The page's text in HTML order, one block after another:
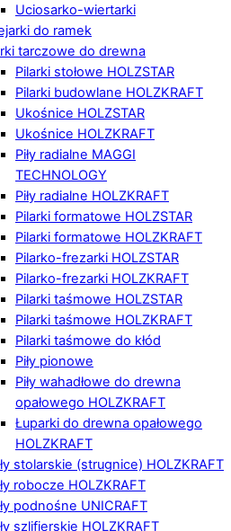
Uciosarko-wiertarki
do ramek
tarczowe do drewna
Pilarki stołowe HOLZSTAR
Pilarki budowlane HOLZKRAFT
Ukośnice HOLZSTAR
Ukośnice HOLZKRAFT
Piły radialne MAGGI
TECHNOLOGY
Piły radialne HOLZKRAFT
Pilarki formatowe HOLZSTAR
Pilarki formatowe HOLZKRAFT
Pilarko-frezarki HOLZSTAR
Pilarko-frezarki HOLZKRAFT
Pilarki taśmowe HOLZSTAR
Pilarki taśmowe HOLZKRAFT
Pilarki taśmowe do kłód
Piły pionowe
Piły wahadłowe do drewna
opałowego HOLZKRAFT
Łuparki do drewna opałowego
HOLZKRAFT
stolarskie (strugnice) HOLZKRAFT
robocze HOLZKRAFT
podnośne UNICRAFT
szlifierskie HOLZKRAFT